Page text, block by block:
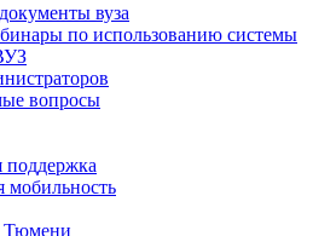
вуза
по использованию системы
вопросы
мобильность
Тюмени